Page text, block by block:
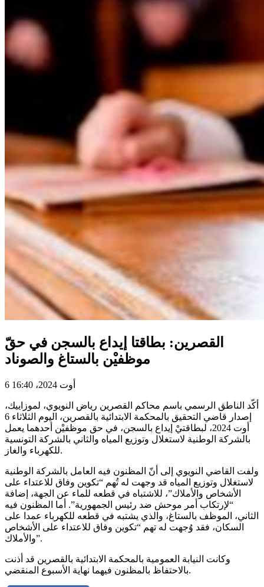
القصرين: بطاقتا إيداع بالسجن في حقّ
موظفيْن بالستاغ والصوناد
6 أوت 2024، 16:40
أكّد الناطق الرسمي باسم محاكم القصرين رياض النويوي، لموزاييك،
إصدار قاضي التحقيق بالمحكمة الابتدائية بالقصرين، اليوم الثلاثاء 6
أوت 2024، لبطاقتيْ إيداع بالسجن، في حق موظفيْن أحدهما يعمل
بالشركة الوطنية لاستغلال وتوزيع المياه والثاني بالشركة التونسية
للكهرباء والغاز.
ولفت القاضي النويوي إلى أنّ المظنون فيه العامل بالشركة الوطنية
لاستغلال وتوزيع المياه قد وجهت له تُهم “تكوين وفاق للاعتداء على
الأشخاص والأملاك”، للاشتباه في قطعه للماء عن الجهة، إضافة
“لإرتكاب أمر موحش ضد رئيس الجمهورية”. أما المظنون فيه
الثاني، الموظف بالستاغ، والذي يشتبه في قطعه للكهرباء عمدا على
السكان، فقد وُجهت له تهم “تكوين وفاق للاعتداء على الأشخاص
والأملاك”.
وكانت النيابة العمومية بالمحكمة الابتدائية بالقصرين قد أذنت
بالاحتفاظ بالمظنون فيهما نهاية الأسبوع المنقضي.